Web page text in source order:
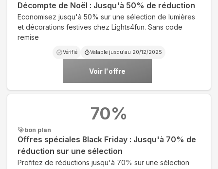
Décompte de Noël : Jusqu'à 50% de réduction
Economisez jusqu'à 50% sur une sélection de lumières
et décorations festives chez Lights4fun. Sans code
remise
Vérifié Valable jusqu'au 20/12/2025
Voir l'offre
bon plan
Offres spéciales Black Friday : Jusqu'à 70% de
réduction sur une sélection
Profitez de réductions jusqu'à 70% sur une sélection
70%